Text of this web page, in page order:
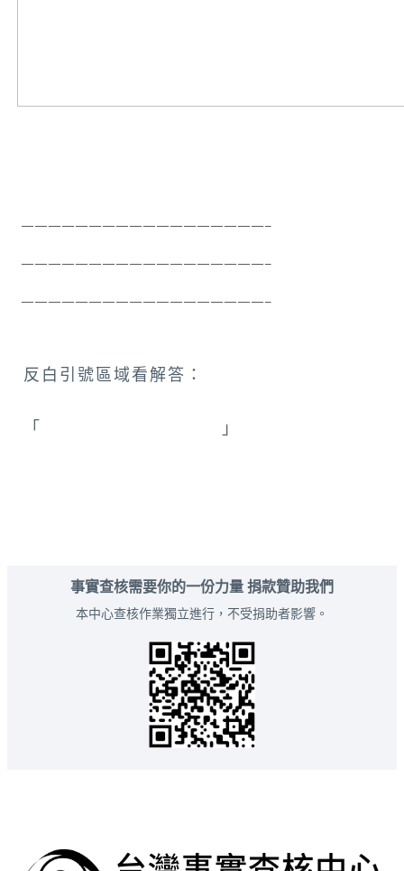
——————————————————–
——————————————————–
——————————————————–
反白引號區域看解答：
「 」
事實查核需要你的一份力量 捐款贊助我們
本中心查核作業獨立進行，不受捐助者影響。